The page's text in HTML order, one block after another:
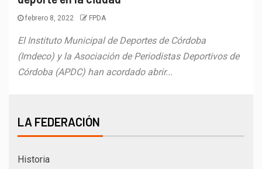
febrero 8, 2022 FPDA
El Instituto Municipal de Deportes de Córdoba
(Imdeco) y la Asociación de Periodistas Deportivos de
Córdoba (APDC) han acordado abrir...
LA FEDERACIÓN
Historia